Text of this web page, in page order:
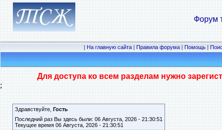
Форум
|На главную сайта|Правила форума|Помощь|
Для доступа ко всем разделам нужно
;
Здравствуйте, Гость
Последний раз Вы здесь были: 06 Августа, 2026 - 21:30:51
Текущее время 06 Августа, 2026 - 21:30:51